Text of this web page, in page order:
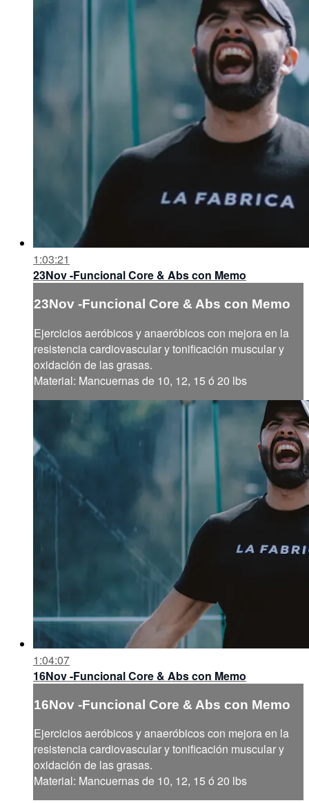
1:03:21
23Nov -Funcional Core & Abs con Memo
23Nov -Funcional Core & Abs con Memo
Ejercicios aeróbicos y anaeróbicos con mejora en la
resistencia cardiovascular y tonificación muscular y
oxidación de las grasas.
Material: Mancuernas de 10, 12, 15 ó 20 lbs
1:04:07
16Nov -Funcional Core & Abs con Memo
16Nov -Funcional Core & Abs con Memo
Ejercicios aeróbicos y anaeróbicos con mejora en la
resistencia cardiovascular y tonificación muscular y
oxidación de las grasas.
Material: Mancuernas de 10, 12, 15 ó 20 lbs